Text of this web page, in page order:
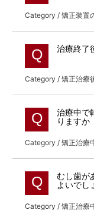
Category / 矯正装置
Q 治療終了
Category / 矯正治療
Q
治療中で
りますか
Category / 矯正治療
Q
むし歯が
よいでし
Category / 矯正治療